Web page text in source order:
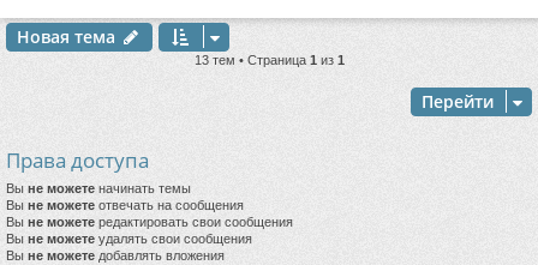
Новая тема
13 тем • Страница 1из 1
Перейти
Права доступа
Вы не можете начинать темы
Вы не можете отвечать на сообщения
Вы не можете редактировать свои сообщения
Вы не можете удалять свои сообщения
Вы не можете добавлять вложения